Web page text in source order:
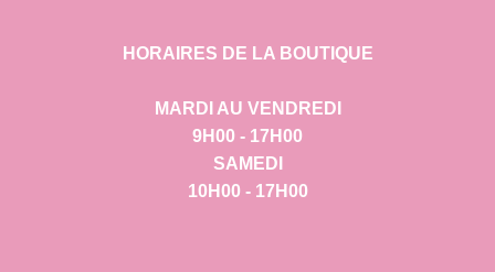
HORAIRES DE LA BOUTIQUE
MARDI AU VENDREDI
9H00 - 17H00
SAMEDI
10H00 - 17H00